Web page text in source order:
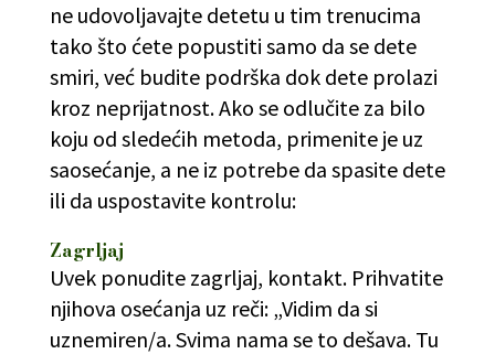
ne udovoljavajte detetu u tim trenucima
tako što ćete popustiti samo da se dete
smiri, već budite podrška dok dete prolazi
kroz neprijatnost. Ako se odlučite za bilo
koju od sledećih metoda, primenite je uz
saosećanje, a ne iz potrebe da spasite dete
ili da uspostavite kontrolu:
Zagrljaj
Uvek ponudite zagrljaj, kontakt. Prihvatite
njihova osećanja uz reči: „Vidim da si
uznemiren/a. Svima nama se to dešava. Tu